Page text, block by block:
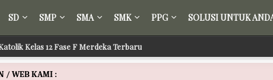
SD SMP SMA SMK PPG SOLUSI UNTUK
Kelas 12 Fase F Merdeka Terbaru
/ WEB KAMI :